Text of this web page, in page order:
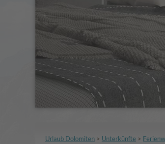
Urlaub Dolomiten > Unterkünfte >